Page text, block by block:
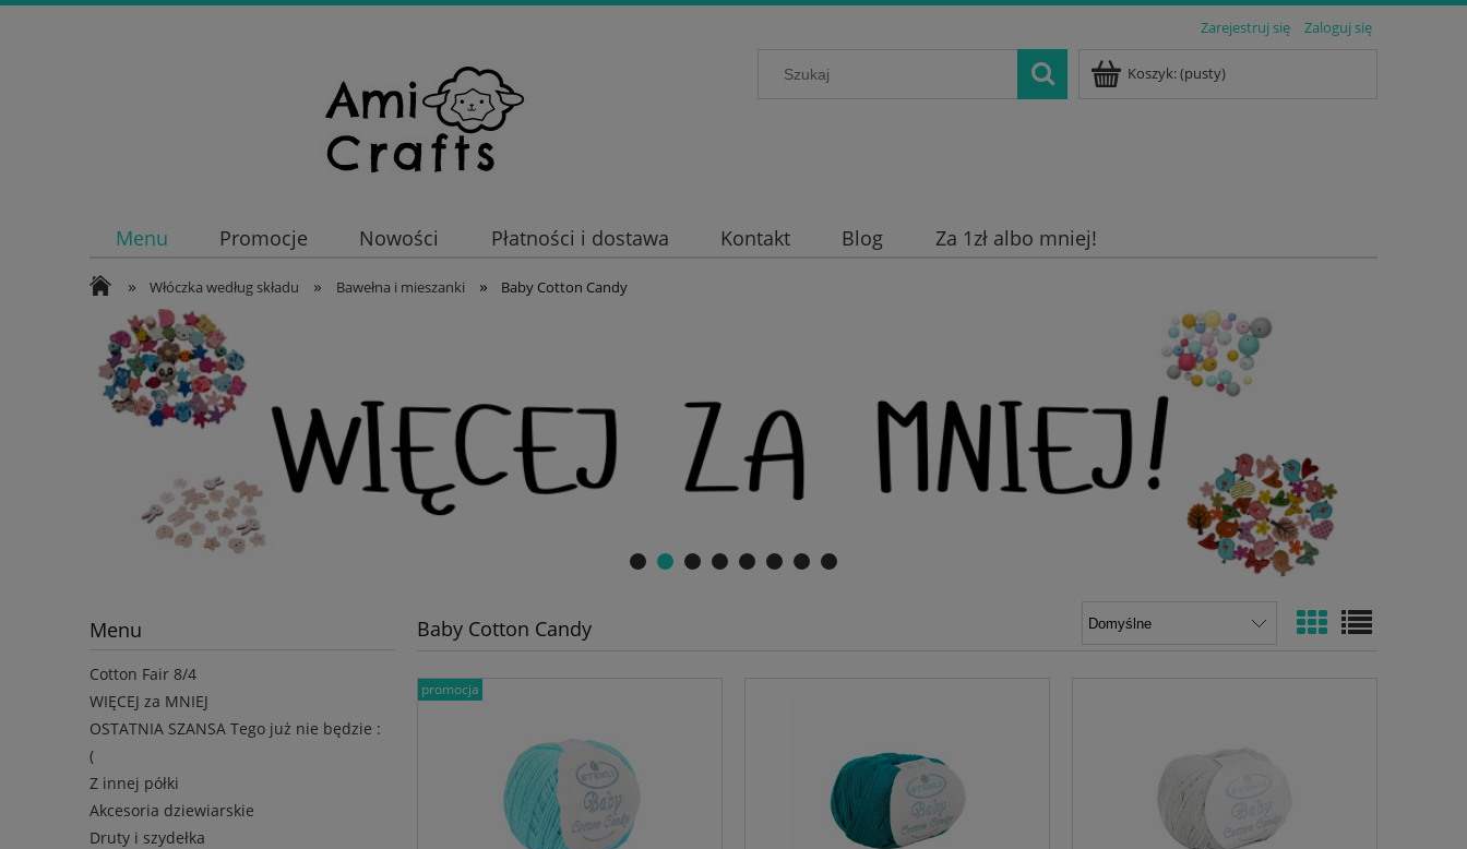
Zarejestruj się Zaloguj się
Koszyk:(pusty)
Menu Promocje Nowości Płatności i dostawa Kontakt Blog Za 1zł albo mniej!
» Włóczka według składu » Bawełna i mieszanki » Baby Cotton Candy
Menu
Cotton Fair 8/4
WIĘCEJ za MNIEJ
OSTATNIA SZANSA Tego już nie będzie :
(
Z innej półki
Akcesoria dziewiarskie
Druty i szydełka
Baby Cotton Candy
promocja